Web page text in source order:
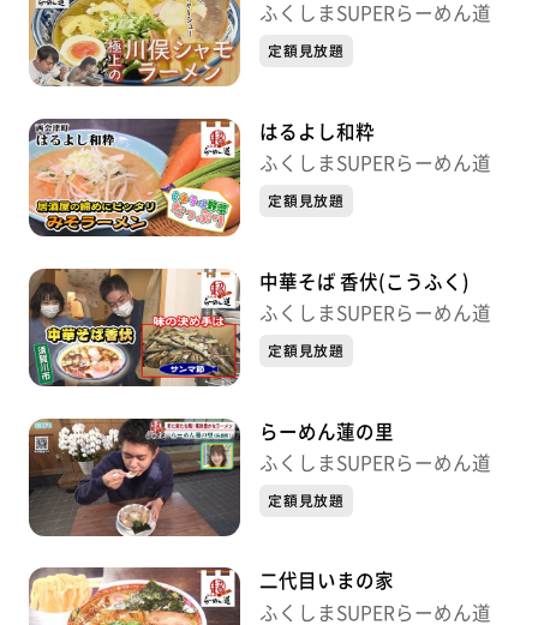
ふくしまSUPERらーめん道
定額見放題
はるよし和粋
ふくしまSUPERらーめん道
定額見放題
中華そば 香伏(こうふく)
ふくしまSUPERらーめん道
定額見放題
らーめん蓮の里
ふくしまSUPERらーめん道
定額見放題
二代目いまの家
ふくしまSUPERらーめん道